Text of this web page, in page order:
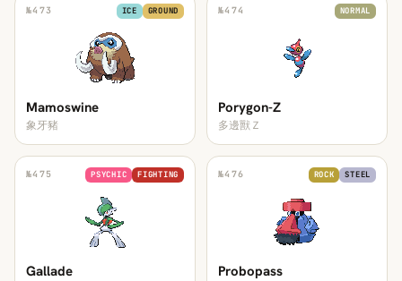
№473 ICE GROUND
Mamoswine
象牙豬
№474 NORMAL
Porygon-Z
多邊獸Ｚ
№475 PSYCHIC FIGHTING
Gallade
№476 ROCK STEEL
Probopass